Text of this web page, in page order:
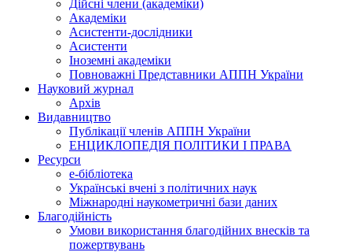
Дійсні члени (академіки)
Академіки
Асистенти-дослідники
Асистенти
Іноземні академіки
Повноважні Представники АППН України
Науковий журнал
Архів
Видавництво
Публікації членів АППН України
ЕНЦИКЛОПЕДІЯ ПОЛІТИКИ І ПРАВА
Ресурси
е-бібліотека
Українські вчені з політичних наук
Міжнародні наукометричні бази даних
Благодійність
Умови використання благодійних внесків та
пожертвувань